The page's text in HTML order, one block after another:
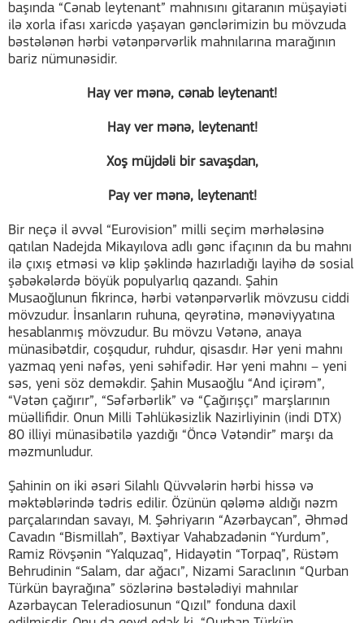
başında “Cənab leytenant” mahnısını gitaranın müşayiəti
ilə xorla ifası xaricdə yaşayan gənclərimizin bu mövzuda
bəstələnən hərbi vətənpərvərlik mahnılarına marağının
bariz nümunəsidir.
Hay ver mənə, cənab leytenant!
Hay ver mənə, leytenant!
Xoş müjdəli bir savaşdan,
Pay ver mənə, leytenant!
Bir neçə il əvvəl “Eurovision” milli seçim mərhələsinə
qatılan Nadejda Mikayılova adlı gənc ifaçının da bu mahnı
ilə çıxış etməsi və klip şəklində hazırladığı layihə də sosial
şəbəkələrdə böyük populyarlıq qazandı. Şahin
Musaoğlunun fikrincə, hərbi vətənpərvərlik mövzusu ciddi
mövzudur. İnsanların ruhuna, qeyrətinə, mənəviyyatına
hesablanmış mövzudur. Bu mövzu Vətənə, anaya
münasibətdir, coşqudur, ruhdur, qisasdır. Hər yeni mahnı
yazmaq yeni nəfəs, yeni səhifədir. Hər yeni mahnı – yeni
səs, yeni söz deməkdir. Şahin Musaoğlu “And içirəm”,
“Vətən çağırır”, “Səfərbərlik” və “Çağırışçı” marşlarının
müəllifidir. Onun Milli Təhlükəsizlik Nazirliyinin (indi DTX)
80 illiyi münasibətilə yazdığı “Öncə Vətəndir” marşı da
məzmunludur.
Şahinin on iki əsəri Silahlı Qüvvələrin hərbi hissə və
məktəblərində tədris edilir. Özünün qələmə aldığı nəzm
parçalarından savayı, M. Şəhriyarın “Azərbaycan”, Əhməd
Cavadın “Bismillah”, Bəxtiyar Vahabzadənin “Yurdum”,
Ramiz Rövşənin “Yalquzaq”, Hidayətin “Torpaq”, Rüstəm
Behrudinin “Salam, dar ağacı”, Nizami Saraclının “Qurban
Türkün bayrağına” sözlərinə bəstələdiyi mahnılar
Azərbaycan Teleradiosunun “Qızıl” fonduna daxil